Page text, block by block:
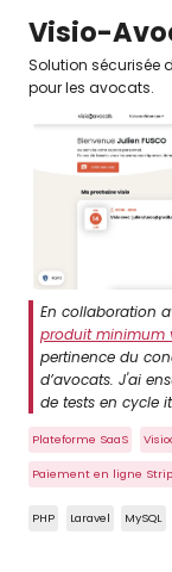
Visio-
Solution sécurisée
pour les avocats.
En collaboration
produit minimum
pertinence du
d’avocats. J'ai
de tests en cycle
Plateforme SaaS
Paiement en ligne
PHP Laravel MySQL